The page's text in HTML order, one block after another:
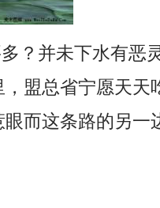
？并未下水有恶
盟总省宁愿天天
而这条路的另一